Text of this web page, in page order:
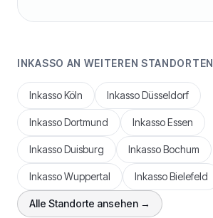
INKASSO AN WEITEREN STANDORTEN
InkassoKöln InkassoDüsseldorf
InkassoDortmund InkassoEssen
InkassoDuisburg InkassoBochum
InkassoWuppertal InkassoBielefeld
Alle Standorte ansehen →